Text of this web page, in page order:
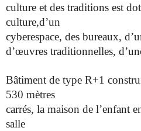
culture et des traditions est
culture,d’un
cyberespace, des bureaux,
d’œuvres traditionnelles,
Bâtiment de type R+1
530 mètres
carrés, la maison de l’enfant
salle